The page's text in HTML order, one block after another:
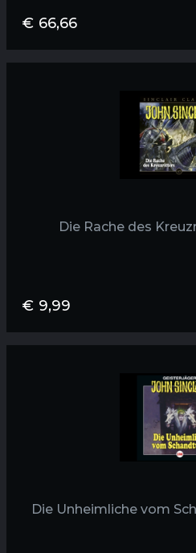
€ 66,66
Die Rache des
€ 9,99
Die Unheimliche vom